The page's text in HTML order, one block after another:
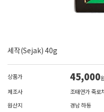
세작(Sejak) 40g
상품가 45,000
제조사
조태연가 죽로
원산지
경남 하동